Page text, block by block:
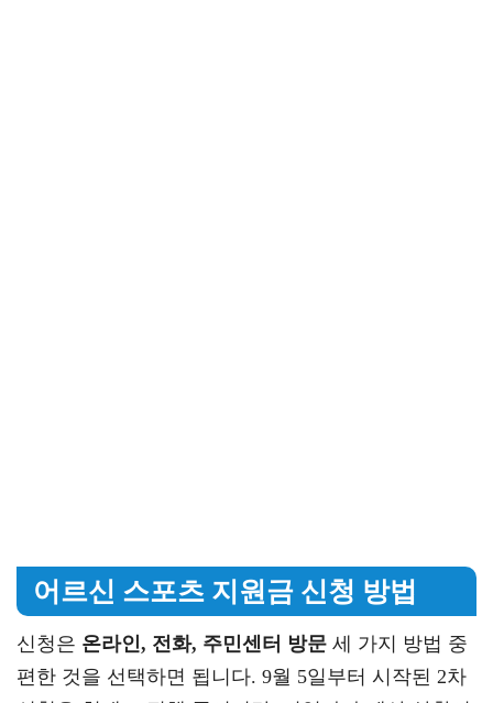
어르신 스포츠 지원금 신청 방법
신청은 온라인, 전화, 주민센터 방문 세 가지 방법 중
편한 것을 선택하면 됩니다. 9월 5일부터 시작된 2차